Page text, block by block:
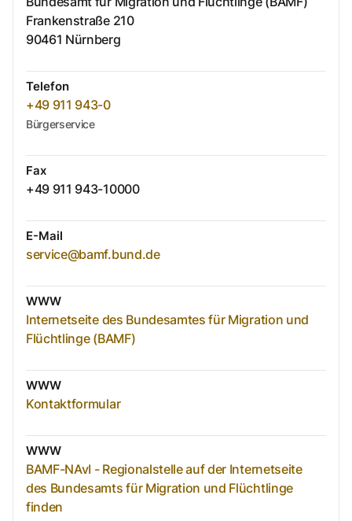
Frankenstraße 210
90461 Nürnberg
Telefon
+49 911 943-0
Bürgerservice
Fax
+49 911 943-10000
E-Mail
service@bamf.bund.de
WWW
Internetseite des Bundesamtes für Migration und
Flüchtlinge (BAMF)
WWW
Kontaktformular
WWW
BAMF-NAvI - Regionalstelle auf der Internetseite
des Bundesamts für Migration und Flüchtlinge
finden